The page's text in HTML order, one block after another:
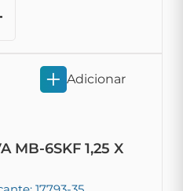
MB-6SKF 1,25 X
Adicionar